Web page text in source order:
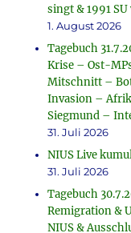
singt & 1991
1. August 2026
Tagebuch
Krise – Ost-
Mitschnitt –
Invasion –
Siegmund –
31. Juli 2026
NIUS Live
31. Juli 2026
Tagebuch
Remigration &
NIUS &